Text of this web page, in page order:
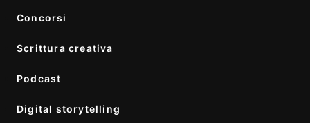
Concorsi
Scrittura creativa
Podcast
Digital storytelling